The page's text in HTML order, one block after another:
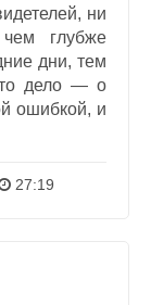
ни
глубже
дни, тем
дело — о
ошибкой, и
27:19